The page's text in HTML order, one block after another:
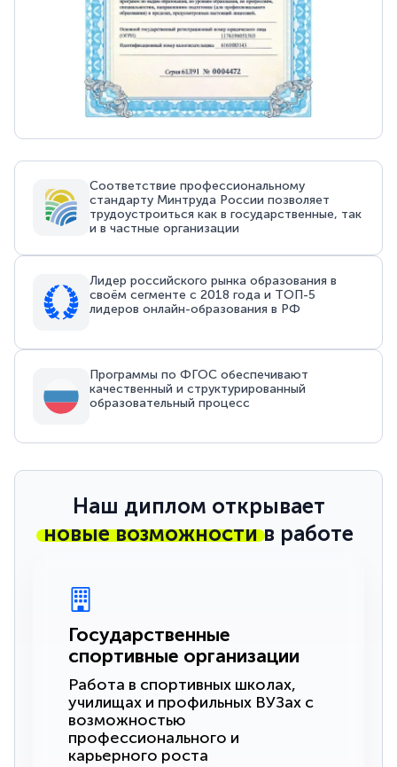
Соответствие профессиональному
стандарту Минтруда России позволяет
трудоустроиться как в государственные, так
и в частные организации
Лидер российского рынка образования в
своём сегменте с 2018 года и ТОП-5
лидеров онлайн-образования в РФ
Программы по ФГОС обеспечивают
качественный и структурированный
образовательный процесс
Наш диплом открывает
новые возможностив работе
Государственные
спортивные организации
Работа в спортивных школах,
училищах и профильных ВУЗах с
возможностью
профессионального и
карьерного роста